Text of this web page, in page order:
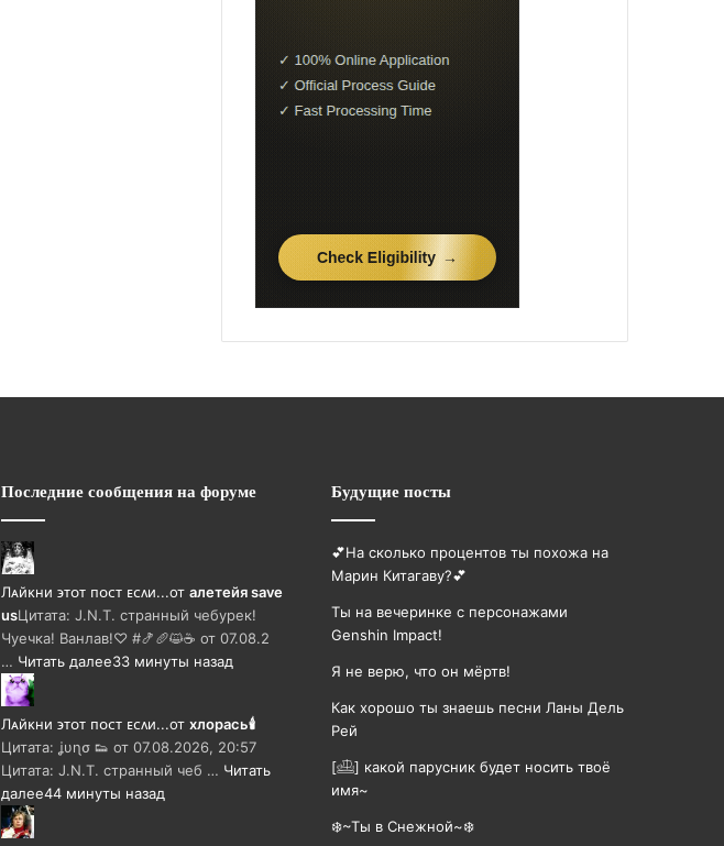
Последние сообщения на форуме
Лᴀйᴋни ϶ᴛᴏᴛ ᴨᴏᴄᴛ ᴇᴄᴧи...от алетейя save
usЦитата: J.N.T. странный чебурек!
Чуечка! Ванлав!♡ #🍤🥖😺☕ от 07.08.2
… Читать далее33 минуты назад
Лᴀйᴋни ϶ᴛᴏᴛ ᴨᴏᴄᴛ ᴇᴄᴧи...от хлорась🕯
Цитата: ʝυɳσ 👟 от 07.08.2026, 20:57
Цитата: J.N.T. странный чеб … Читать
далее44 минуты назад
Будущие посты
💕На сколько процентов ты похожа на
Марин Китагаву?💕
Ты на вечеринке с персонажами
Genshin Impact!
Я не верю, что он мёртв!
Как хорошо ты знаешь песни Ланы Дель
Рей
[𓊝] какой парусник будет носить твоë
имя~
❄️~Ты в Снежной~❄️